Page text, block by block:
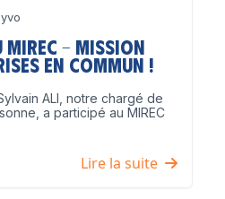
– Mission
en Commun !
ALI, notre chargé de
a participé au MIREC
Lire la suite